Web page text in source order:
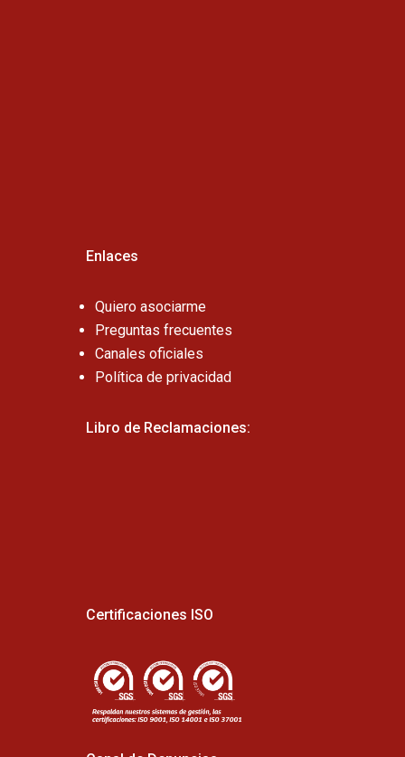
Enlaces
Quiero asociarme
Preguntas frecuentes
Canales oficiales
Política de privacidad
Libro de Reclamaciones:
Certificaciones ISO